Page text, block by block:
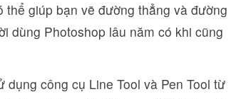
thể giúp bạn vẽ đường thẳng và đường
dùng Photoshop lâu năm có khi cũng
công cụ Line Tool và Pen Tool từ